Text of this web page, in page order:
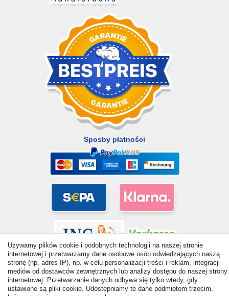
Sposby płatności
© Copyright 2026 | Wszelkie prawa zastrzezone. - All rights
Używamy plików cookie i podobnych technologii na naszej stronie
internetowej i przetwarzamy dane osobowe osób odwiedzających naszą
stronę (np. adres IP), np. w celu personalizacji treści i reklam, integracji
mediów od dostawców zewnętrznych lub analizy dostępu do naszej strony
internetowej. Przetwarzanie danych odbywa się tylko wtedy, gdy
ustawione są pliki cookie. Udostępniamy te dane podmiotom trzecim,